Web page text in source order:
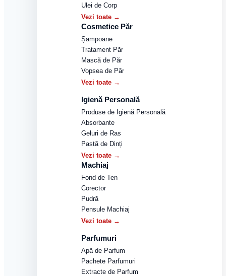
Ulei de Corp
Vezi toate →
Cosmetice Păr
Șampoane
Tratament Păr
Mască de Păr
Vopsea de Păr
Vezi toate →
Igienă Personală
Produse de Igienă Personală
Absorbante
Geluri de Ras
Pastă de Dinți
Vezi toate →
Machiaj
Fond de Ten
Corector
Pudră
Pensule Machiaj
Vezi toate →
Parfumuri
Apă de Parfum
Pachete Parfumuri
Extracte de Parfum